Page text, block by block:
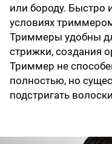
или бороду. Быстро
условиях
Триммеры удобны
стрижки, создания
Триммер не
полностью, но
подстригать